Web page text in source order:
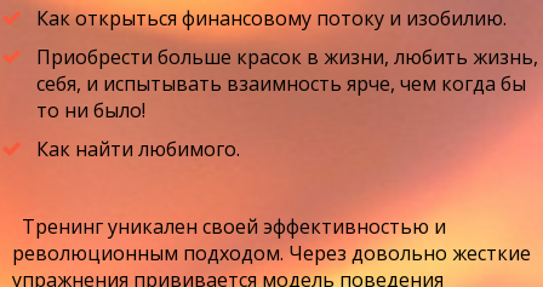
Как открыться финансовому потоку и изобилию.
Приобрести больше красок в жизни, любить жизнь,
себя, и испытывать взаимность ярче, чем когда бы
то ни было!
Как найти любимого.
Тренинг уникален своей эффективностью и
революционным подходом. Через довольно жесткие
упражнения прививается модель поведения